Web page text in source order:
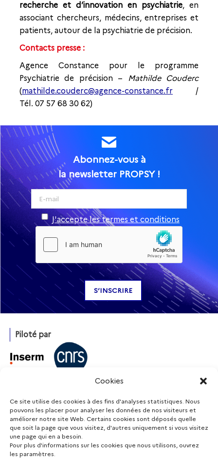
Cookies
Ce site utilise des cookies à des fins d'analyses statistiques. Nous
pouvons les placer pour analyser les données de nos visiteurs et
améliorer notre site Web. Certains cookies sont déposés quelle
que soit la page que vous visitez, d'autres uniquement si vous visitez
une page qui en a besoin.
Pour plus d'informations sur les cookies que nous utilisons, ouvrez
les paramètres.
recherche et d’innovation en psychiatrie, en
associant chercheurs, médecins, entreprises et
patients, autour de la psychiatrie de précision.
Contacts presse :
Agence Constance pour le programme
Psychiatrie de précision – Mathilde Couderc
(mathilde.couderc@agence-constance.fr /
Tél. 07 57 68 30 62)
Abonnez-vous à
la newsletter PROPSY !
J'accepte les termes et conditions
Piloté par
Financé par